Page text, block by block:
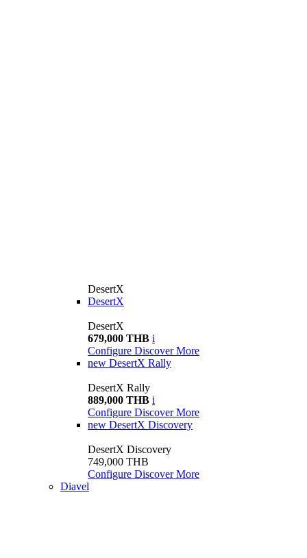
DesertX
DesertX
DesertX
679,000 THB i
Configure Discover More
new DesertX Rally
DesertX Rally
889,000 THB i
Configure Discover More
new DesertX Discovery
DesertX Discovery
749,000 THB
Configure Discover More
Diavel